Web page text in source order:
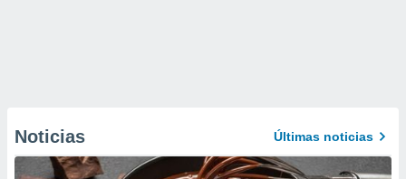
Noticias Últimas noticias